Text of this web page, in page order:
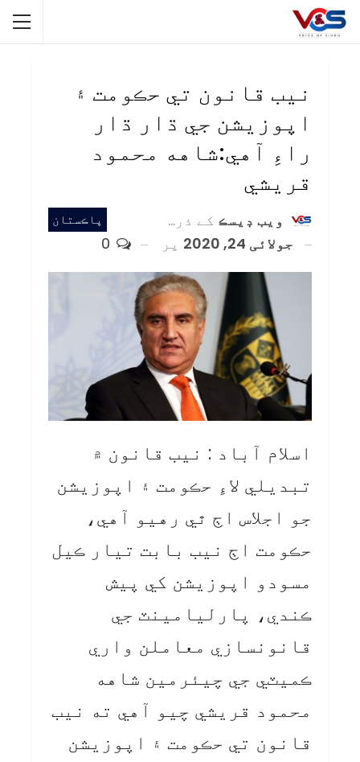
نيب قانون تي حڪومت ۽
اپوزيشن جي ڌار ڌار
راءِ آهي:شاهه محمود
قريشي
پاڪستان ويب ڊيسڪ کے ذریعہ
جولائی 24, 2020
پر
اسلام آباد : نيب قانون ۾
تبديلي لاءِ حڪومت ۽ اپوزيشن
جو اجلاس اڄ ٿي رهيو آهي،
حڪومت اڄ نيب بابت تيار ڪيل
مسودو اپوزيشن کي پيش
ڪندي، پارليامينٽ جي
قانونسازي معاملن واري
ڪميٽي جي چيئرمين شاهه
محمود قريشي چيو آهي ته نيب
قانون تي حڪومت ۽ اپوزيشن